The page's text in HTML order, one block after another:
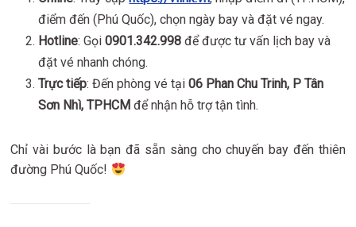
điểm đến (Phú Quốc), chọn ngày bay và đặt vé ngay.
Hotline: Gọi0901.342.998 để được tư vấn lịch bay và
đặt vé nhanh chóng.
Trực tiếp: Đến phòng vé tại06 Phan Chu Trinh, P Tân
Sơn Nhì, TPHCM để nhận hỗ trợ tận tình.
Chỉ vài bước là bạn đã sẵn sàng cho chuyến bay đến thiên
đường Phú Quốc!